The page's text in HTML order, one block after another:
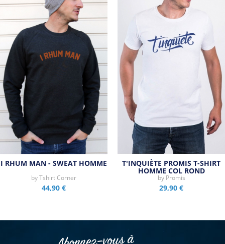
I RHUM MAN - SWEAT HOMME
byTshirt Corner
44,90 €
T'INQUIÈTE PROMIS T-SHIRT
HOMME COL ROND
by Promis
29,90 €